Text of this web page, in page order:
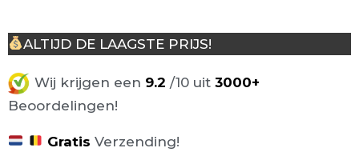
ALTIJD DE LAAGSTE PRIJS!
Wij krijgen een 9.2 /10 uit 3000+
Beoordelingen!
Gratis Verzending!